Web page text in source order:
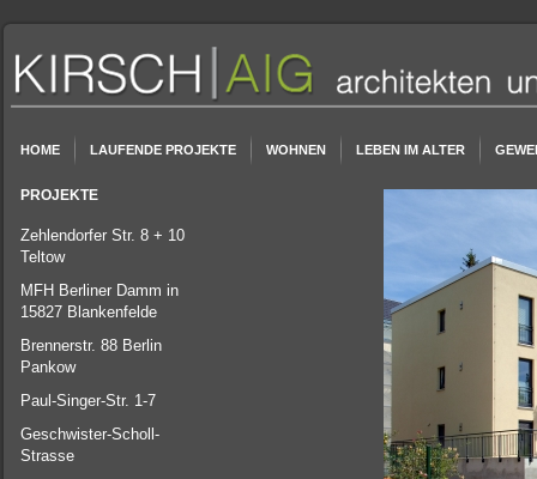
HOME LAUFENDE PROJEKTE WOHNEN LEBEN IM ALTER
PROJEKTE
Zehlendorfer Str. 8 + 10
Teltow
MFH Berliner Damm in
15827 Blankenfelde
Brennerstr. 88 Berlin
Pankow
Paul-Singer-Str. 1-7
Geschwister-Scholl-
Strasse